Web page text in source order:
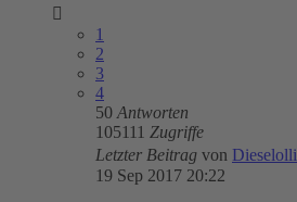
1
2
3
4
50 Antworten
105111 Zugriffe
Letzter Beitrag von Dieselolli
19 Sep 2017 20:22